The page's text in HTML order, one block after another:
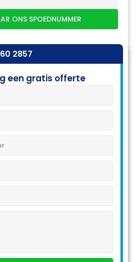
ONS SPOEDNUMMER
2857
een gratis offerte